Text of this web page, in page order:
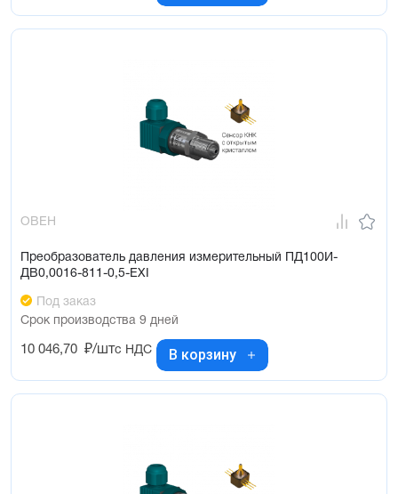
ОВЕН
Преобразователь давления измерительный ПД100И-
ДВ0,0016-811-0,5-ЕХI
Под заказ
Срок производства 9 дней
10 046,70 ₽/штс НДС В корзину